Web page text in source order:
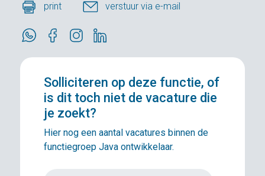
print verstuur via e-mail
Solliciteren op deze functie, of
is dit toch niet de vacature die
je zoekt?
Hier nog een aantal vacatures binnen de
functiegroep Java ontwikkelaar.